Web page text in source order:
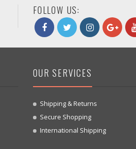
FOLLOW US:
OUR SERVICES
Shipping & Returns
Secure Shopping
International Shipping